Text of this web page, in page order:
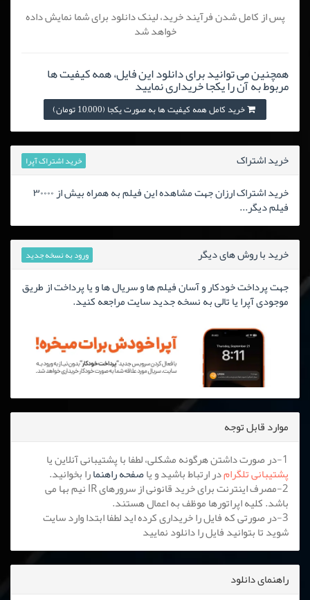
پس از کامل شدن فرآیند خرید، لینک دانلود برای شما نمایش داده
خواهد شد
همچنین می توانید برای دانلود این فایل، همه کیفیت ها
مربوط به آن را یکجا خریداری نمایید
خرید کامل همه کیفیت ها به صورت یکجا (10,000 تومان)
خرید اشتراک خرید اشتراک آپرا
خرید اشتراک ارزان جهت مشاهده این فیلم به همراه بیش از ۳۰۰۰۰
فیلم دیگر...
خرید با روش های دیگر ورود به نسخه جدید
جهت پرداخت خودکار و آسان فیلم ها و سریال ها و یا پرداخت از طریق
موجودی آپرا یا تالی به نسخه جدید سایت مراجعه کنید.
موارد قابل توجه
1-در صورت داشتن هرگونه مشکلی، لطفا با پشتیبانی آنلاین یا
پشتیبانی تلگرامدر ارتباط باشید و یاصفحه راهنمارا بخوانید.
2-مصرف اینترنت برای خرید قانونی از سرورهای IR نیم بها می
باشد. کلیه اپراتورها موظف به اعمال هستند.
3-در صورتی که فایل را خریداری کرده اید لطفا ابتدا وارد سایت
شوید تا بتوانید فایل را دانلود نمایید
راهنمای دانلود